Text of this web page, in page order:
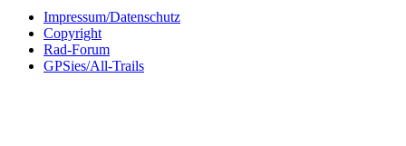
Impressum/Datenschutz
Copyright
Rad-Forum
GPSies/All-Trails